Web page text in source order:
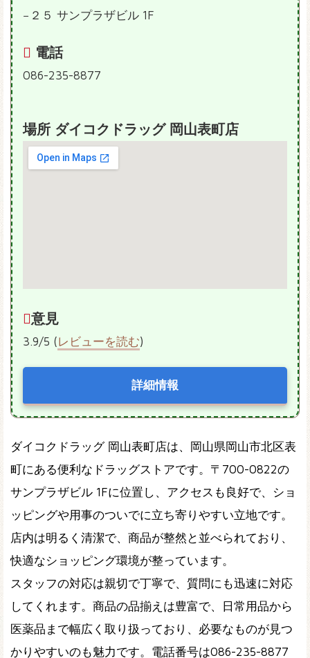
−２５ サンプラザビル 1F
電話
086-235-8877
場所 ダイコクドラッグ 岡山表町店
意見
3.9/5 (レビューを読む)
詳細情報
ダイコクドラッグ 岡山表町店は、岡山県岡山市北区表
町にある便利なドラッグストアです。〒700-0822の
サンプラザビル 1Fに位置し、アクセスも良好で、ショ
ッピングや用事のついでに立ち寄りやすい立地です。
店内は明るく清潔で、商品が整然と並べられており、
快適なショッピング環境が整っています。
スタッフの対応は親切で丁寧で、質問にも迅速に対応
してくれます。商品の品揃えは豊富で、日常用品から
医薬品まで幅広く取り扱っており、必要なものが見つ
かりやすいのも魅力です。電話番号は086-235-8877